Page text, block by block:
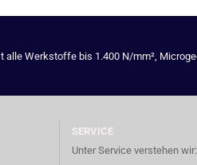
alle Werkstoffe bis 1.400 N/mm²,
SERVICE
Unter Service verstehen wir: